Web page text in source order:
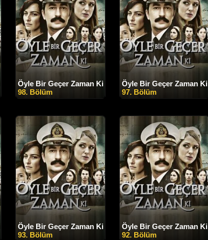
Öyle Bir Geçer Zaman Ki
98. Bölüm
Öyle Bir Geçer Zaman Ki
97. Bölüm
Öyle Bir Geçer Zaman Ki
93. Bölüm
Öyle Bir Geçer Zaman Ki
92. Bölüm